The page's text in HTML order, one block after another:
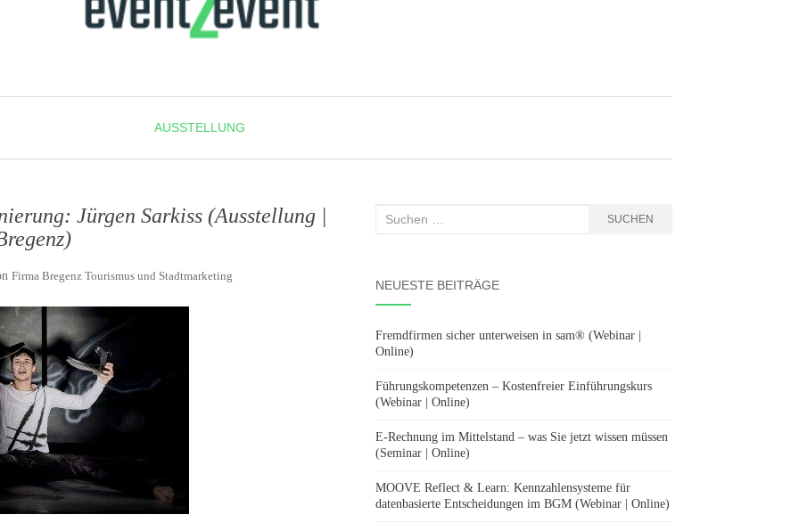
AUSSTELLUNG
Jürgen Sarkiss (Ausstellung |
Firma Bregenz Tourismus und Stadtmarketing
Suchen
SUCHEN
NEUESTE BEITRÄGE
Fremdfirmen sicher unterweisen in sam® (Webinar |
Online)
Führungskompetenzen – Kostenfreier Einführungskurs
(Webinar | Online)
E-Rechnung im Mittelstand – was Sie jetzt wissen müssen
(Seminar | Online)
MOOVE Reflect & Learn: Kennzahlensysteme für
datenbasierte Entscheidungen im BGM (Webinar | Online)